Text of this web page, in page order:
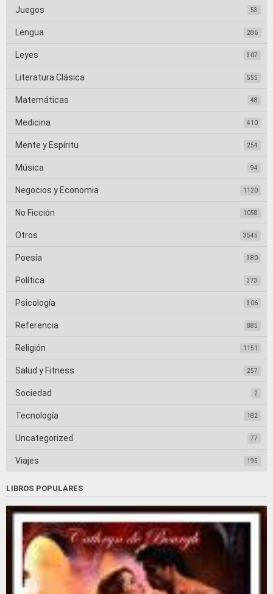
Juegos 53
Lengua 286
Leyes 307
Literatura Clásica 555
Matemáticas 48
Medicina 410
Mente y Espíritu 254
Música 94
Negocios y Economia 1120
No Ficción 1058
Otros 3545
Poesía 380
Política 373
Psicología 306
Referencia 885
Religión 1151
Salud y Fitness 257
Sociedad 2
Tecnología 182
Uncategorized 77
Viajes 195
LIBROS POPULARES